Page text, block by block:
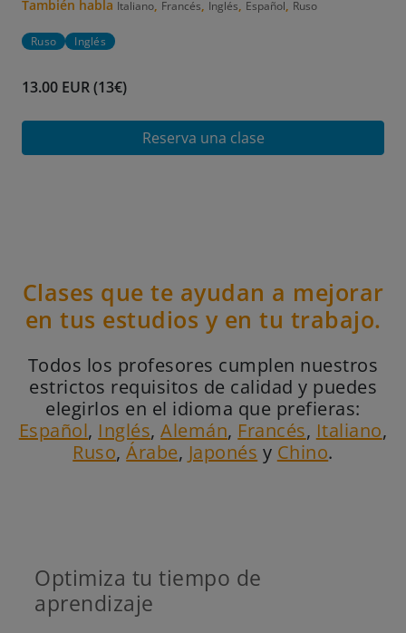
También habla Italiano Francés Inglés Español Ruso
Ruso Inglés
13.00 EUR (13€)
Reserva una clase
Clases que te ayudan a mejorar
en tus estudios y en tu trabajo.
Todos los profesores cumplen nuestros
estrictos requisitos de calidad y puedes
elegirlos en el idioma que prefieras:
Español, Inglés,Alemán, Francés, Italiano,
Ruso,Árabe, Japonés y Chino.
Optimiza tu tiempo de
aprendizaje